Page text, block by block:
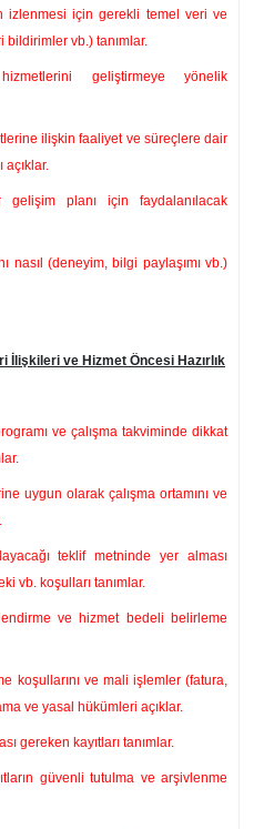
izlenmesi için gerekli temel veri ve
bildirimler vb.) tanımlar.
geliştirmeye yönelik
ilişkin faaliyet ve süreçlere dair
açıklar.
planı için faydalanılacak
nasıl (deneyim, bilgi paylaşımı vb.)
İlişkileri ve Hizmet Öncesi Hazırlık
ve çalışma takviminde dikkat
uygun olarak çalışma ortamını ve
teklif metninde yer alması
vb. koşulları tanımlar.
ve hizmet bedeli belirleme
koşullarını ve mali işlemler (fatura,
ve yasal hükümleri açıklar.
gereken kayıtları tanımlar.
güvenli tutulma ve arşivlenme